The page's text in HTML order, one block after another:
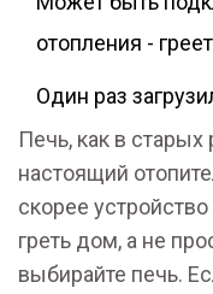
отопления -
Один раз
Печь, как в старых
настоящий
скорее
греть дом, а не
выбирайте печь.